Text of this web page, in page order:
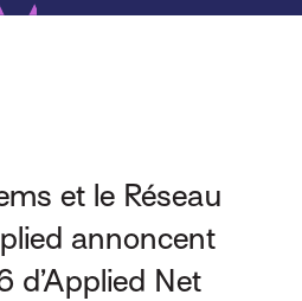
et le Réseau
annoncent
d’Applied Net